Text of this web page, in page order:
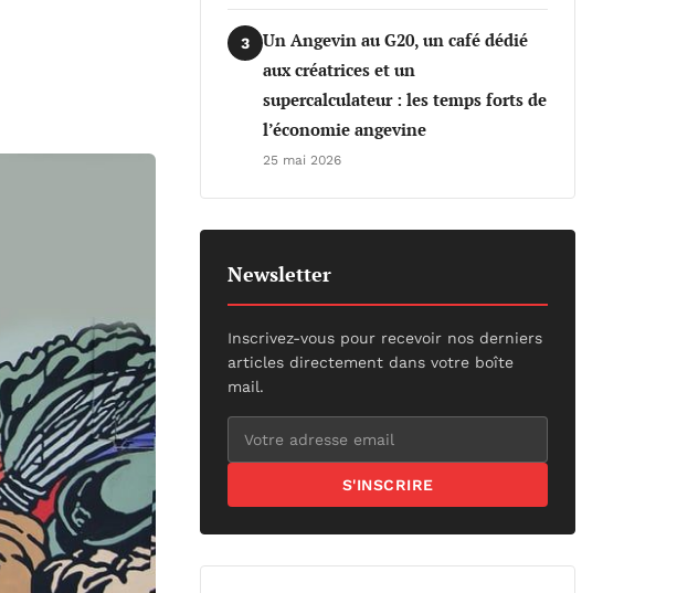
3
Un Angevin au G20, un café dédié
aux créatrices et un
supercalculateur : les temps forts de
l’économie angevine
25 mai 2026
Newsletter
Inscrivez-vous pour recevoir nos derniers
articles directement dans votre boîte
mail.
S'INSCRIRE